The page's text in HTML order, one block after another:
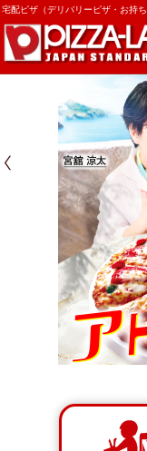
宅配ピザ（デリバリーピザ・お持